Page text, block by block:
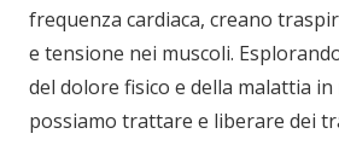
frequenza cardiaca, creano
e tensione nei muscoli.
del dolore fisico e della malattia
possiamo trattare e liberare dei